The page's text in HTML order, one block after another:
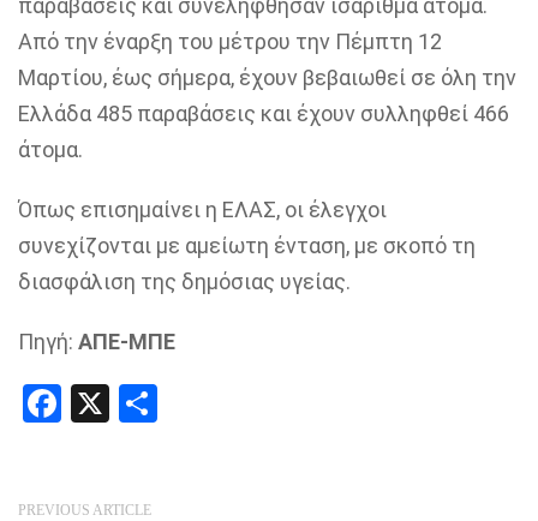
παραβάσεις και συνελήφθησαν ισάριθμα άτομα.
Από την έναρξη του μέτρου την Πέμπτη 12
Μαρτίου, έως σήμερα, έχουν βεβαιωθεί σε όλη την
Ελλάδα 485 παραβάσεις και έχουν συλληφθεί 466
άτομα.
Όπως επισημαίνει η ΕΛΑΣ, οι έλεγχοι
συνεχίζονται με αμείωτη ένταση, με σκοπό τη
διασφάλιση της δημόσιας υγείας.
Πηγή: ΑΠΕ-ΜΠΕ
Facebook
X
PREVIOUS ARTICLE